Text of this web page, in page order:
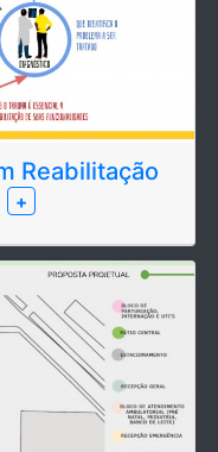
Reabilitação
+